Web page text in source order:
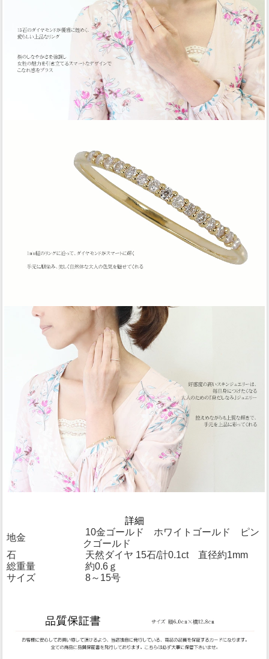
詳細
地金
10金ゴールド ホワイトゴールド ピン
クゴールド
石
天然ダイヤ 15石/計0.1ct 直径約1mm
総重量
約0.6ｇ
サイズ
8～15号